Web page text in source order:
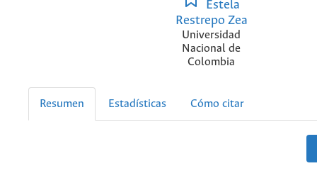
Estela
Restrepo Zea
Universidad
Nacional de
Colombia
Resumen Estadísticas Cómo citar